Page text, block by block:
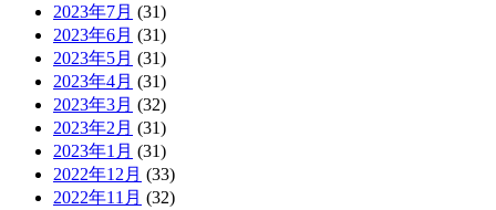
2023年7月 (31)
2023年6月 (31)
2023年5月 (31)
2023年4月 (31)
2023年3月 (32)
2023年2月 (31)
2023年1月 (31)
2022年12月 (33)
2022年11月 (32)